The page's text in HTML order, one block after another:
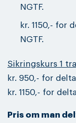
NGTF.
kr. 1150,- for
NGTF.
Sikringskurs 1
kr. 950,- for
kr. 1150,- for
Pris om man